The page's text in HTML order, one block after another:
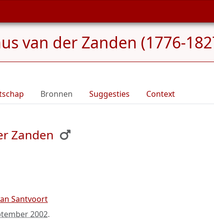
van der Zanden (1776-
Bronnen Suggesties Context
Zanden
Santvoort
2002.